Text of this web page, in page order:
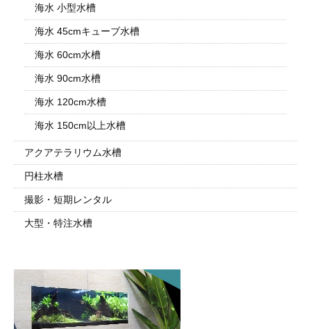
海水 小型水槽
海水 45cmキューブ水槽
海水 60cm水槽
海水 90cm水槽
海水 120cm水槽
海水 150cm以上水槽
アクアテラリウム水槽
円柱水槽
撮影・短期レンタル
大型・特注水槽